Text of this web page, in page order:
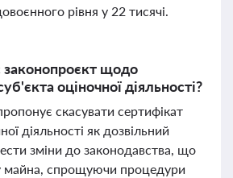
рівня у 22 тисячі.
щодо
оціночної діяльності?
скасувати сертифікат
діяльності як дозвільний
зміни до законодавства, що
майна, спрощуючи процедури